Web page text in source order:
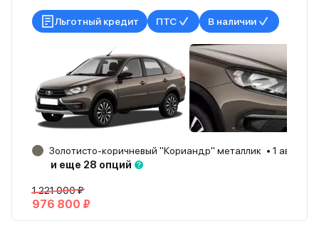
Льготный кредит ПТС В наличии
Золотисто-коричневый "Кориандр" металлик 1 авто
и еще 28 опций
1 221 000 ₽
976 800 ₽